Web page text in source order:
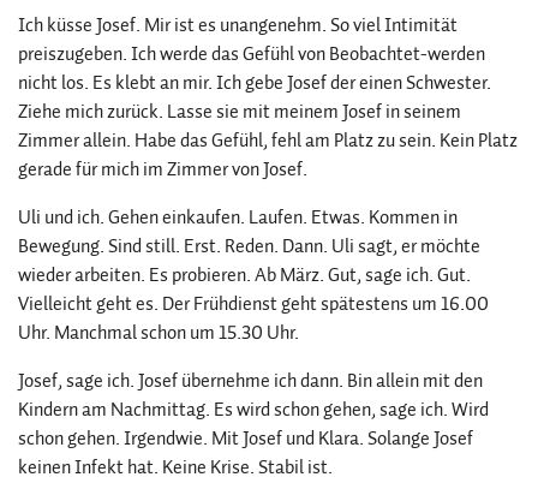
Ich küsse Josef. Mir ist es unangenehm. So viel Intimität
preiszugeben. Ich werde das Gefühl von Beobachtet-werden
nicht los. Es klebt an mir. Ich gebe Josef der einen Schwester.
Ziehe mich zurück. Lasse sie mit meinem Josef in seinem
Zimmer allein. Habe das Gefühl, fehl am Platz zu sein. Kein Platz
gerade für mich im Zimmer von Josef.
Uli und ich. Gehen einkaufen. Laufen. Etwas. Kommen in
Bewegung. Sind still. Erst. Reden. Dann. Uli sagt, er möchte
wieder arbeiten. Es probieren. Ab März. Gut, sage ich. Gut.
Vielleicht geht es. Der Frühdienst geht spätestens um 16.00
Uhr. Manchmal schon um 15.30 Uhr.
Josef, sage ich. Josef übernehme ich dann. Bin allein mit den
Kindern am Nachmittag. Es wird schon gehen, sage ich. Wird
schon gehen. Irgendwie. Mit Josef und Klara. Solange Josef
keinen Infekt hat. Keine Krise. Stabil ist.